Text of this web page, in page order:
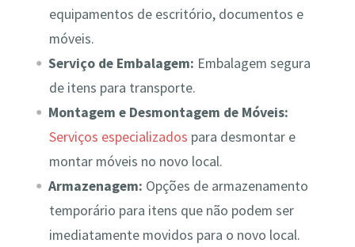
equipamentos de escritório, documentos e
móveis.
Serviço de Embalagem: Embalagem segura
de itens para transporte.
Montagem e Desmontagem de Móveis:
Serviços especializados para desmontar e
montar móveis no novo local.
Armazenagem: Opções de armazenamento
temporário para itens que não podem ser
imediatamente movidos para o novo local.